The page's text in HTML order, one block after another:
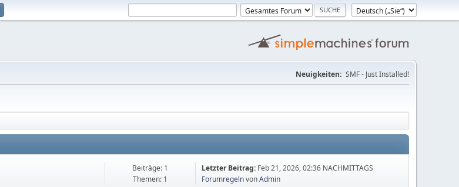
Neuigkeiten: SMF - Just Installed!
Beiträge: 1
Themen: 1
Letzter Beitrag: Feb 21, 2026, 02:36 NACHMITTAGS
ForumregelnvonAdmin